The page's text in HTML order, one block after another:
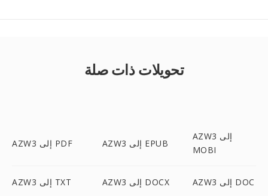
تحويلات ذات صلة
AZW3 إلى PDF AZW3 إلى EPUB
AZW3 إلى
MOBI
AZW3 إلى TXT AZW3 إلى DOCX AZW3 إلى DOC